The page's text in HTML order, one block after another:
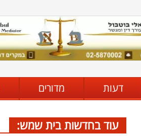
דעות מדורים
עוד בחדשות בית שמש: